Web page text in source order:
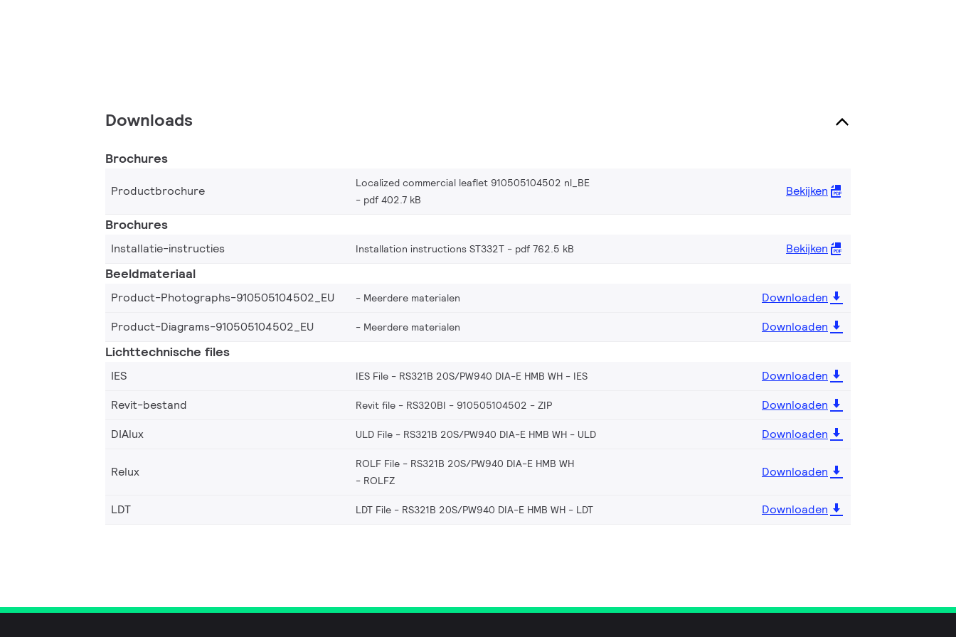
Downloads
Brochures
Productbrochure
Localized commercial leaflet 910505104502 nl_BE
pdf 402.7 kB
Bekijken
Brochures
Installatie-instructies Installation instructions ST332T pdf 762.5 kB Bekijken
Beeldmateriaal
Product-Photographs-910505104502_EU Meerdere materialen
Downloaden
Product-Diagrams-910505104502_EU
Meerdere materialen Downloaden
Lichttechnische files
IES IES File - RS321B 20S/PW940 DIA-E HMB WH IES
Downloaden
Revit-bestand
Revit file - RS320BI - 910505104502 ZIP
Downloaden
DIAlux
ULD File - RS321B 20S/PW940 DIA-E HMB WH ULD Downloaden
Relux
ROLF File - RS321B 20S/PW940 DIA-E HMB WH
ROLFZ
Downloaden
LDT LDT File - RS321B 20S/PW940 DIA-E HMB WH LDT Downloaden